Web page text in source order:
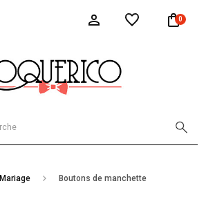
0
Mariage Boutons de manchette